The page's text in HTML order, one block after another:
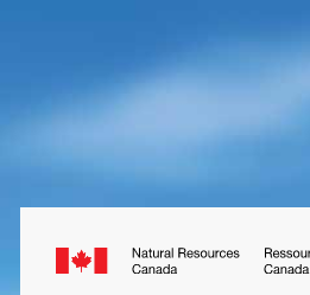
Canada.ca